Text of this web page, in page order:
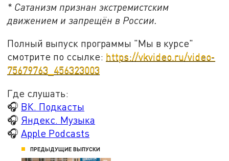
* Сатанизм признан экстремистским
движением и запрещён в России.
Полный выпуск программы "Мы в курсе"
смотрите по ссылке: https://vkvideo.ru/video-
75679763_456323003
Где слушать:
🎧 ВК. Подкасты
🎧 Яндекс. Музыка
🎧Apple Podcasts
ПРЕДЫДУЩИЕ ВЫПУСКИ